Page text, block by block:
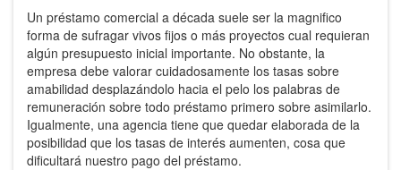
Un préstamo comercial a década suele ser la magnifico
forma de sufragar vivos fijos o más proyectos cual requieran
algún presupuesto inicial importante. No obstante, la
empresa debe valorar cuidadosamente los tasas sobre
amabilidad desplazándolo hacia el pelo los palabras de
remuneración sobre todo préstamo primero sobre asimilarlo.
Igualmente, una agencia tiene que quedar elaborada de la
posibilidad que los tasas de interés aumenten, cosa que
dificultará nuestro pago del préstamo.